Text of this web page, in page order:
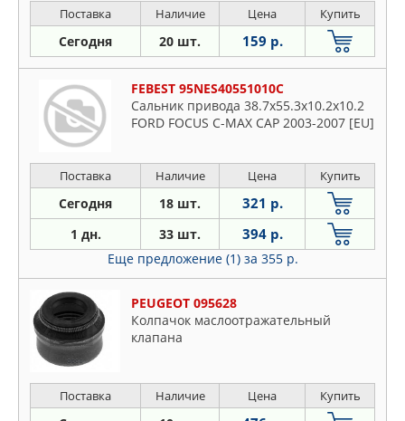
Поставка Наличие Цена Купить
Сегодня 20 шт. 159 р.
FEBEST 95NES40551010C
Сальник привода 38.7x55.3x10.2x10.2
FORD FOCUS C-MAX CAP 2003-2007 [EU]
Поставка Наличие Цена Купить
Сегодня 18 шт. 321 р.
1 дн. 33 шт. 394 р.
Еще предложение (1) за 355 р.
PEUGEOT 095628
Колпачок маслоотражательный
клапана
Поставка Наличие Цена Купить